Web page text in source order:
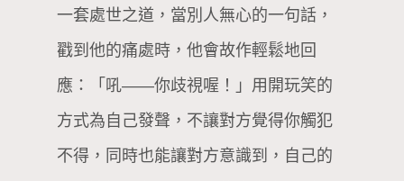
一套處世之道，當別人無心的一句話，
戳到他的痛處時，他會故作輕鬆地回
應：「吼——你歧視喔！」用開玩笑的
方式為自己發聲，不讓對方覺得你觸犯
不得，同時也能讓對方意識到，自己的